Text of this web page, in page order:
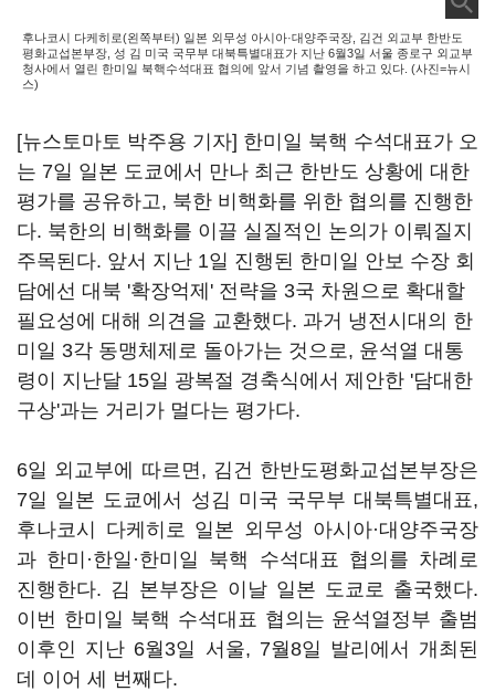
후나코시 다케히로(왼쪽부터) 일본 외무성 아시아·대양주국장, 김건 외교부 한반도
평화교섭본부장, 성 김 미국 국무부 대북특별대표가 지난 6월3일 서울 종로구 외교부
청사에서 열린 한미일 북핵수석대표 협의에 앞서 기념 촬영을 하고 있다. (사진=뉴시
스)
[뉴스토마토 박주용 기자] 한미일 북핵 수석대표가 오
는 7일 일본 도쿄에서 만나 최근 한반도 상황에 대한
평가를 공유하고, 북한 비핵화를 위한 협의를 진행한
다. 북한의 비핵화를 이끌 실질적인 논의가 이뤄질지
주목된다. 앞서 지난 1일 진행된 한미일 안보 수장 회
담에선 대북 '확장억제' 전략을 3국 차원으로 확대할
필요성에 대해 의견을 교환했다. 과거 냉전시대의 한
미일 3각 동맹체제로 돌아가는 것으로, 윤석열 대통
령이 지난달 15일 광복절 경축식에서 제안한 '담대한
구상'과는 거리가 멀다는 평가다.
6일 외교부에 따르면, 김건 한반도평화교섭본부장은
7일 일본 도쿄에서 성김 미국 국무부 대북특별대표,
후나코시 다케히로 일본 외무성 아시아·대양주국장
과 한미·한일·한미일 북핵 수석대표 협의를 차례로
진행한다. 김 본부장은 이날 일본 도쿄로 출국했다.
이번 한미일 북핵 수석대표 협의는 윤석열정부 출범
이후인 지난 6월3일 서울, 7월8일 발리에서 개최된
데 이어 세 번째다.